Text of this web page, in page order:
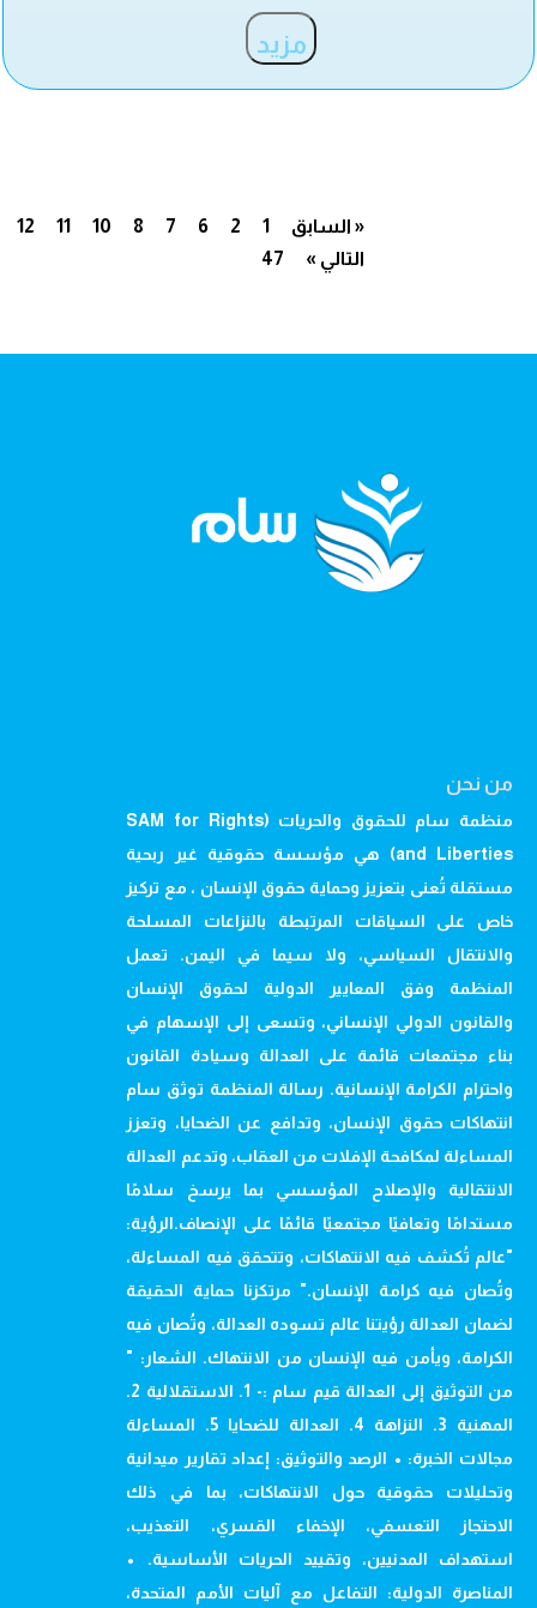
مزيد
« السابق 1
2
6
7
8
10
11
12
47
التالي »
من نحن
منظمة سام للحقوق والحريات (SAM for Rights
and Liberties) هي مؤسسة حقوقية غير ربحية
مستقلة تُعنى بتعزيز وحماية حقوق الإنسان ، مع تركيز
خاص على السياقات المرتبطة بالنزاعات المسلحة
والانتقال السياسي، ولا سيما في اليمن. تعمل
المنظمة وفق المعايير الدولية لحقوق الإنسان
والقانون الدولي الإنساني، وتسعى إلى الإسهام في
بناء مجتمعات قائمة على العدالة وسيادة القانون
واحترام الكرامة الإنسانية. رسالة المنظمة توثق سام
انتهاكات حقوق الإنسان، وتدافع عن الضحايا، وتعزز
المساءلة لمكافحة الإفلات من العقاب، وتدعم العدالة
الانتقالية والإصلاح المؤسسي بما يرسخ سلامًا
مستدامًا وتعافيًا مجتمعيًا قائمًا على الإنصاف.الرؤية:
"عالم تُكشف فيه الانتهاكات، وتتحقق فيه المساءلة،
وتُصان فيه كرامة الإنسان." مرتكزنا حماية الحقيقة
لضمان العدالة رؤيتنا عالم تسوده العدالة، وتُصان فيه
الكرامة، ويأمن فيه الإنسان من الانتهاك. الشعار: "
من التوثيق إلى العدالة قيم سام :- 1. الاستقلالية 2.
المهنية 3. النزاهة 4. العدالة للضحايا 5. المساءلة
مجالات الخبرة: • الرصد والتوثيق: إعداد تقارير ميدانية
وتحليلات حقوقية حول الانتهاكات، بما في ذلك
الاحتجاز التعسفي، الإخفاء القسري، التعذيب،
استهداف المدنيين، وتقييد الحريات الأساسية. •
المناصرة الدولية: التفاعل مع آليات الأمم المتحدة،